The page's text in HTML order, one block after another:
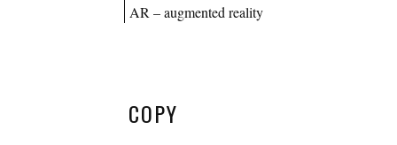
AR – augmented reality
COPY